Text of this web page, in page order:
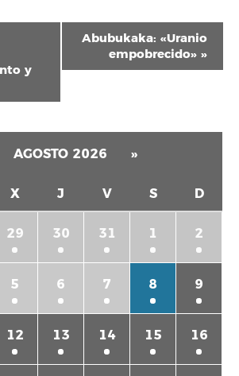
y
Abubukaka: «Uranio
empobrecido» »
AGOSTO 2026 »
X J V S D
29 30 31 1 2
5 6 7 8 9
12 13 14 15 16